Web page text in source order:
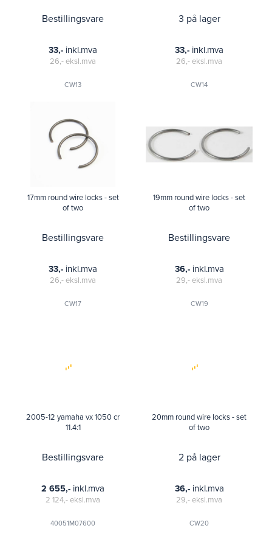
Bestillingsvare
CW13
33,- inkl.mva
26,-eksl.mva
3 på lager
CW14
33,- inkl.mva
26,-eksl.mva
17mm round wire locks - set
of two
Bestillingsvare
CW17
33,- inkl.mva
26,-eksl.mva
19mm round wire locks - set
of two
Bestillingsvare
CW19
36,- inkl.mva
29,-eksl.mva
2005-12 yamaha vx 1050 cr
11.4:1
Bestillingsvare
40051M07600
2 655,- inkl.mva
2 124,-eksl.mva
20mm round wire locks - set
of two
2 på lager
CW20
36,- inkl.mva
29,-eksl.mva